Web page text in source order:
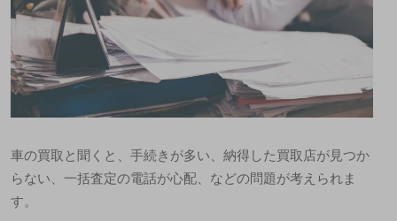
車の買取と聞くと、手続きが多い、納得した買取店が見つか
らない、一括査定の電話が心配、などの問題が考えられま
す。